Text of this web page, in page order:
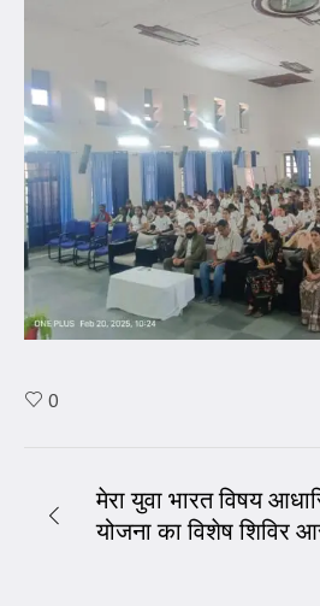
0
मेरा युवा भारत विषय
योजना का विशेष शिविर